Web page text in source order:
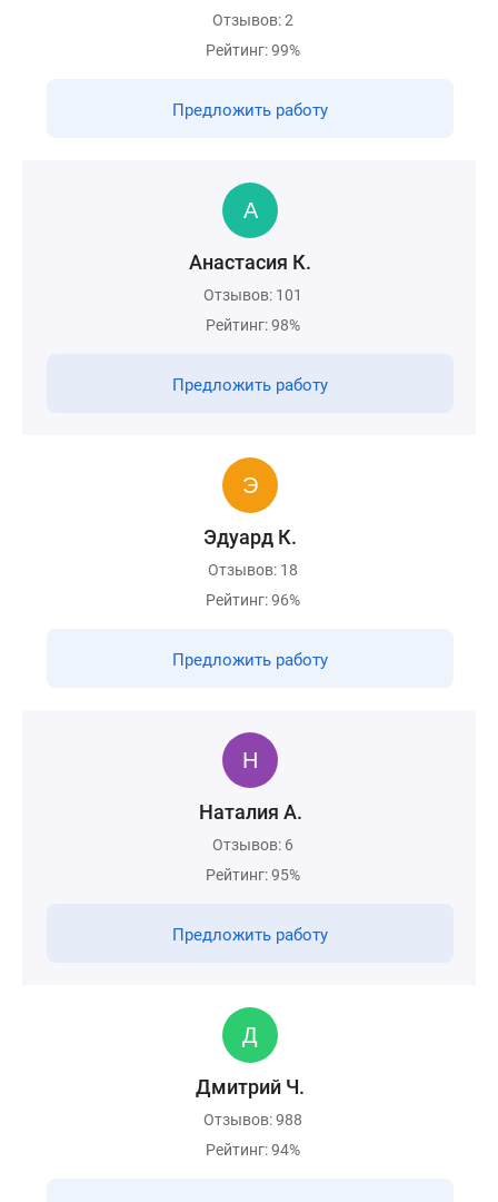
Отзывов: 2
Рейтинг: 99%
Предложить работу
Анастасия К.
Отзывов: 101
Рейтинг: 98%
Предложить работу
Эдуард К.
Отзывов: 18
Рейтинг: 96%
Предложить работу
Наталия А.
Отзывов: 6
Рейтинг: 95%
Предложить работу
Дмитрий Ч.
Отзывов: 988
Рейтинг: 94%